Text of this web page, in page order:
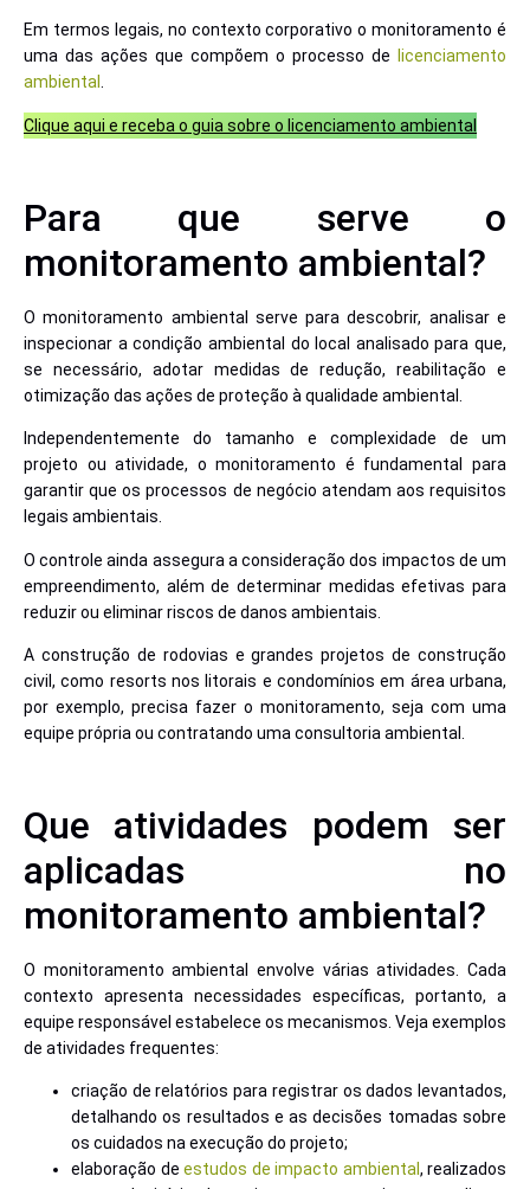
Em termos legais, no contexto corporativo o monitoramento é
uma das ações que compõem o processo de
licenciamento
ambiental.
Clique aqui e receba o guia sobre o licenciamento ambiental
Para que serve o
monitoramento ambiental?
O monitoramento ambiental serve para descobrir, analisar e
inspecionar a condição ambiental do local analisado para que,
se necessário, adotar medidas de redução, reabilitação e
otimização das ações de proteção à qualidade ambiental.
Independentemente do tamanho e complexidade de um
projeto ou atividade, o monitoramento é fundamental para
garantir que os processos de negócio atendam aos requisitos
legais ambientais.
O controle ainda assegura a consideração dos impactos de um
empreendimento, além de determinar medidas efetivas para
reduzir ou eliminar riscos de danos ambientais.
A construção de rodovias e grandes projetos de construção
civil, como resorts nos litorais e condomínios em área urbana,
por exemplo, precisa fazer o monitoramento, seja com uma
equipe própria ou contratando uma consultoria ambiental.
Que atividades podem ser
aplicadas no
monitoramento ambiental?
O monitoramento ambiental envolve várias atividades. Cada
contexto apresenta necessidades específicas, portanto, a
equipe responsável estabelece os mecanismos. Veja exemplos
de atividades frequentes:
criação de relatórios para registrar os dados levantados,
detalhando os resultados e as decisões tomadas sobre
os cuidados na execução do projeto;
elaboração de estudos de impacto ambiental, realizados